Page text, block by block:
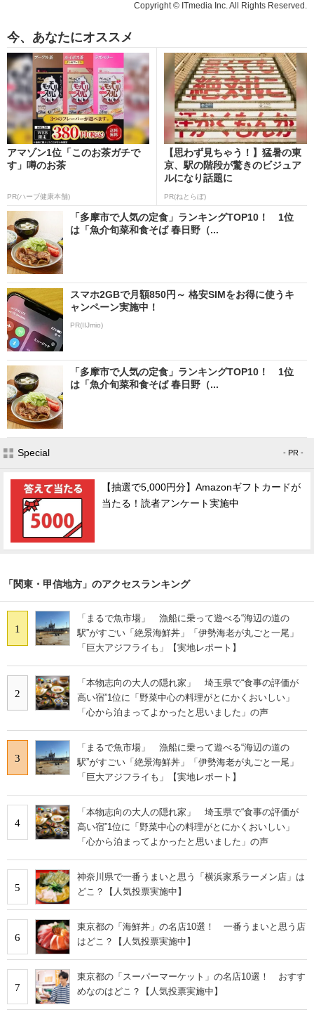
Copyright © ITmedia Inc. All Rights Reserved.
今、あなたにオススメ
アマゾン1位「このお茶ガチで
す」噂のお茶
PR(ハーブ健康本舗)
【思わず見ちゃう！】猛暑の東
京、駅の階段が驚きのビジュア
ルになり話題に
PR(ねとらぼ)
「多摩市で人気の定食」ランキングTOP10！ 1位
は「魚介旬菜和食そば 春日野（...
スマホ2GBで月額850円～ 格安SIMをお得に使うキ
ャンペーン実施中！
PR(IIJmio)
「多摩市で人気の定食」ランキングTOP10！ 1位
は「魚介旬菜和食そば 春日野（...
Special - PR -
【抽選で5,000円分】Amazonギフトカードが
当たる！読者アンケート実施中
「関東・甲信地方」のアクセスランキング
1
「まるで魚市場」 漁船に乗って遊べる“海辺の道の
駅”がすごい「絶景海鮮丼」「伊勢海老が丸ごと一尾」
「巨大アジフライも」【実地レポート】
2
「本物志向の大人の隠れ家」 埼玉県で“食事の評価が
高い宿”1位に「野菜中心の料理がとにかくおいしい」
「心から泊まってよかったと思いました」の声
3
「まるで魚市場」 漁船に乗って遊べる“海辺の道の
駅”がすごい「絶景海鮮丼」「伊勢海老が丸ごと一尾」
「巨大アジフライも」【実地レポート】
4
「本物志向の大人の隠れ家」 埼玉県で“食事の評価が
高い宿”1位に「野菜中心の料理がとにかくおいしい」
「心から泊まってよかったと思いました」の声
5
神奈川県で一番うまいと思う「横浜家系ラーメン店」は
どこ？【人気投票実施中】
6
東京都の「海鮮丼」の名店10選！ 一番うまいと思う店
はどこ？【人気投票実施中】
7
東京都の「スーパーマーケット」の名店10選！ おすす
めなのはどこ？【人気投票実施中】